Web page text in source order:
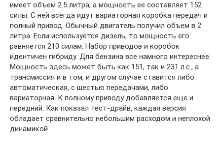
имеет объем 2.5 литра, а мощность ее составляет 152
силы. С ней всегда идут вариаторная коробка передач и
полный привод. Обычный двигатель получил объем в 2
литра. Если используется дизель, то мощность его
равняется 210 силам. Набор приводов и коробок
идентичен гибриду. Для бензина все намного интереснее.
Мощность здесь может быть как 151, так и 231 л.с., а
трансмиссия и в том, и другом случае ставится либо
автоматическая, с шестью передачами, либо
вариаторная. К полному приводу добавляется еще и
передний. Как показал тест-драйв, каждая версия
обладает сравнительно небольшим расходом и неплохой
динамикой.